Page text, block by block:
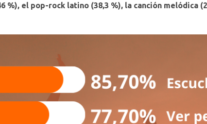
%), el pop-rock latino (38,3 %), la canción melódica